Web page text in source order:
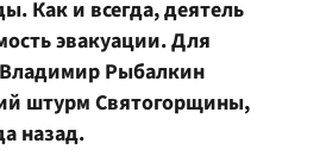
Как и всегда, деятель
эвакуации. Для
Рыбалкин
штурм Святогорщины,
назад.